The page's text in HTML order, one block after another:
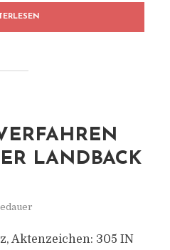
LANDBACK
Aktenzeichen: 305 IN